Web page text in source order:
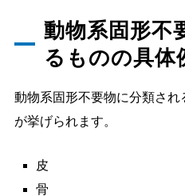
動物系固形不
るものの具体
動物系固形不要物に分類さ
が挙げられます。
皮
骨